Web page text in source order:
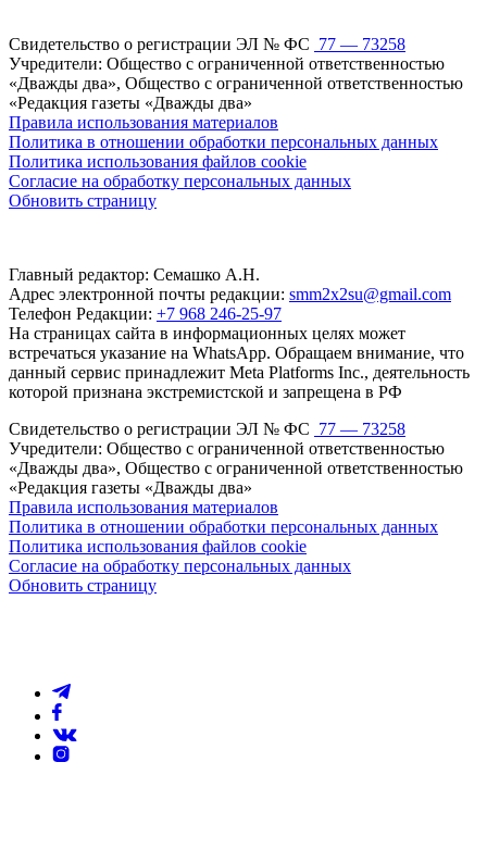
Свидетельство о регистрации ЭЛ № ФС 77 — 73258
Учредители: Общество с ограниченной ответственностью
«Дважды два», Общество с ограниченной ответственностью
«Редакция газеты «Дважды два»
Правила использования материалов
Политика в отношении обработки персональных данных
Политика использования файлов cookie
Согласие на обработку персональных данных
Обновить страницу
Главный редактор: Семашко А.Н.
Адрес электронной почты редакции: smm2x2su@gmail.com
Телефон Редакции: +7 968 246-25-97
На страницах сайта в информационных целях может
встречаться указание на WhatsApp. Обращаем внимание, что
данный сервис принадлежит Meta Platforms Inc., деятельность
которой признана экстремистской и запрещена в РФ
Свидетельство о регистрации ЭЛ № ФС 77 — 73258
Учредители: Общество с ограниченной ответственностью
«Дважды два», Общество с ограниченной ответственностью
«Редакция газеты «Дважды два»
Правила использования материалов
Политика в отношении обработки персональных данных
Политика использования файлов cookie
Согласие на обработку персональных данных
Обновить страницу